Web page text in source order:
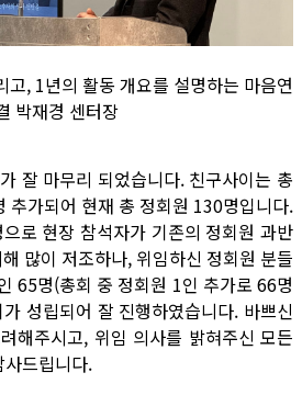
고, 1년의 활동 개요를 설명하는 마음연
박재경 센터장
잘 마무리 되었습니다. 친구사이는 총
추가되어 현재 총 정회원 130명입니다.
로 현장 참석자가 기존의 정회원 과반
많이 저조하나, 위임하신 정회원 분들
65명(총회 중 정회원 1인 추가로 66명
성립되어 잘 진행하였습니다. 바쁘신
해주시고, 위임 의사를 밝혀주신 모든
드립니다.